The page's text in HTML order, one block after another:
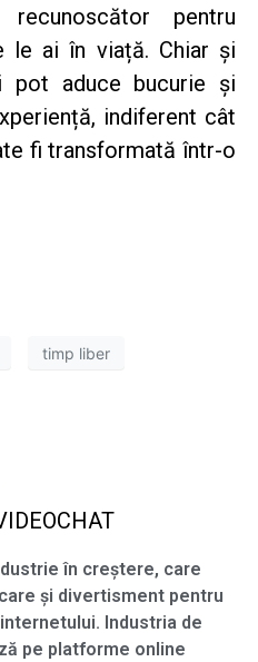
pentru
le ai în viață. Chiar și
pot aduce bucurie și
indiferent cât
fi transformată într-o
timp liber
în creștere, care
și divertisment pentru
Industria de
pe platforme online